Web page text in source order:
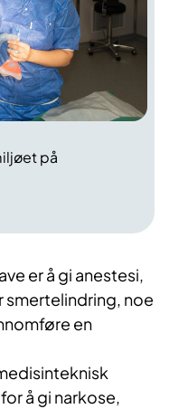
på
er å gi anestesi,
smertelindring, noe
en
å gi narkose,